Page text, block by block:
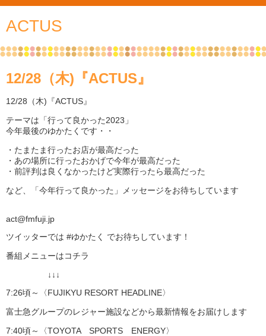
ACTUS
12/28（木)『ACTUS』
12/28（木)『ACTUS』
テーマは「行って良かった2023」
今年最後のゆかたくです・・
・たまたま行ったお店が最高だった
・あの場所に行ったおかげで今年が最高だった
・前評判は良くなかったけど実際行ったら最高だった
など、「今年行って良かった」メッセージをお待ちしています
act@fmfuji.jp
ツイッターでは #ゆかたく でお待ちしています！
番組メニューはコチラ
↓↓↓
7:26頃～〈FUJIKYU RESORT HEADLINE〉
富士急グループのレジャー施設などから最新情報をお届けします
7:40頃～〈TOYOTA SPORTS ENERGY〉